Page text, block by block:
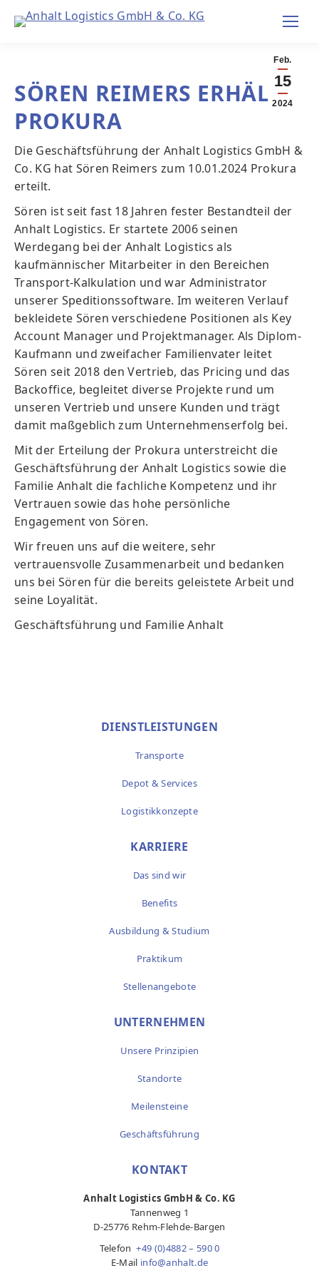
Feb.
15
2024
SÖREN REIMERS ERHÄLT
PROKURA
Die Geschäftsführung derAnhalt Logistics GmbH &
Co. KG hat Sören Reimers zum 10.01.2024 Prokura
erteilt.
Sören ist seit fast 18 Jahren fester Bestandteil der
Anhalt Logistics. Er startete 2006 seinen
Werdegang bei der Anhalt Logistics als
kaufmännischer Mitarbeiter in den Bereichen
Transport-Kalkulation und war Administrator
unserer Speditionssoftware. Im weiteren Verlauf
bekleidete Sören verschiedene Positionen als Key
Account Manager und Projektmanager. Als Diplom-
Kaufmann und zweifacher Familienvater leitet
Sören seit 2018 den Vertrieb, das Pricing und das
Backoffice, begleitet diverse Projekte rund um
unseren Vertrieb und unsere Kunden und trägt
damit maßgeblich zum Unternehmenserfolg bei.
Mit der Erteilung der Prokura unterstreicht die
Geschäftsführung der Anhalt Logistics sowie die
Familie Anhalt die fachliche Kompetenz und ihr
Vertrauensowie das hohe persönliche
Engagement von Sören.
Wir freuen uns auf die weitere, sehr
vertrauensvolle Zusammenarbeit und bedanken
uns bei Sören für die bereits geleistete Arbeit und
seine Loyalität.
Geschäftsführung und Familie Anhalt
DIENSTLEISTUNGEN
Transporte
Depot & Services
Logistikkonzepte
KARRIERE
Das sind wir
Benefits
Ausbildung & Studium
Praktikum
Stellenangebote
UNTERNEHMEN
Unsere Prinzipien
Standorte
Meilensteine
Geschäftsführung
KONTAKT
Anhalt Logistics GmbH & Co. KG
Tannenweg 1
D-25776 Rehm-Flehde-Bargen
Telefon+49 (0)4882 – 590 0
E-Mail info@anhalt.de